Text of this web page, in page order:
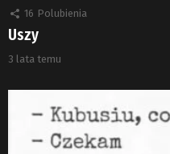
16 Polubienia
Uszy
3 lata temu